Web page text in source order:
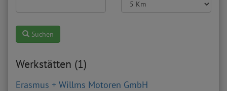
Suchen
Werkstätten (1)
Erasmus + Willms Motoren GmbH